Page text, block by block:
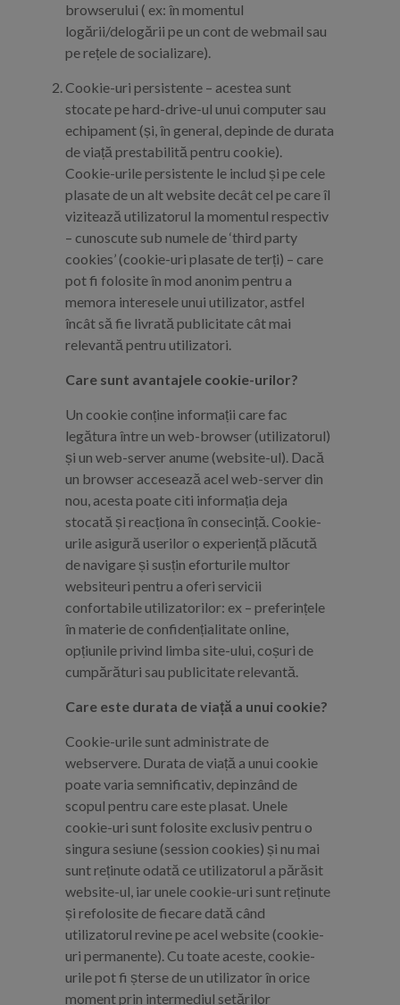
browserului ( ex: în momentul
logării/delogării pe un cont de webmail sau
pe rețele de socializare).
Cookie-uri persistente – acestea sunt
stocate pe hard-drive-ul unui computer sau
echipament (și, în general, depinde de durata
de viață prestabilită pentru cookie).
Cookie-urile persistente le includ și pe cele
plasate de un alt website decât cel pe care îl
vizitează utilizatorul la momentul respectiv
– cunoscute sub numele de ‘third party
cookies’ (cookie-uri plasate de terți) – care
pot fi folosite în mod anonim pentru a
memora interesele unui utilizator, astfel
încât să fie livrată publicitate cât mai
relevantă pentru utilizatori.
Care sunt avantajele cookie-urilor?
Un cookie conține informații care fac
legătura între un web-browser (utilizatorul)
și un web-server anume (website-ul). Dacă
un browser accesează acel web-server din
nou, acesta poate citi informația deja
stocată și reacționa în consecință. Cookie-
urile asigură userilor o experiență plăcută
de navigare și susțin eforturile multor
websiteuri pentru a oferi servicii
confortabile utilizatorilor: ex – preferințele
în materie de confidențialitate online,
opțiunile privind limba site-ului, coșuri de
cumpărături sau publicitate relevantă.
Care este durata de viață a unui cookie?
Cookie-urile sunt administrate de
webservere. Durata de viață a unui cookie
poate varia semnificativ, depinzând de
scopul pentru care este plasat. Unele
cookie-uri sunt folosite exclusiv pentru o
singura sesiune (session cookies) și nu mai
sunt reținute odată ce utilizatorul a părăsit
website-ul, iar unele cookie-uri sunt reținute
și refolosite de fiecare dată când
utilizatorul revine pe acel website (cookie-
uri permanente). Cu toate aceste, cookie-
urile pot fi șterse de un utilizator în orice
moment prin intermediul setărilor